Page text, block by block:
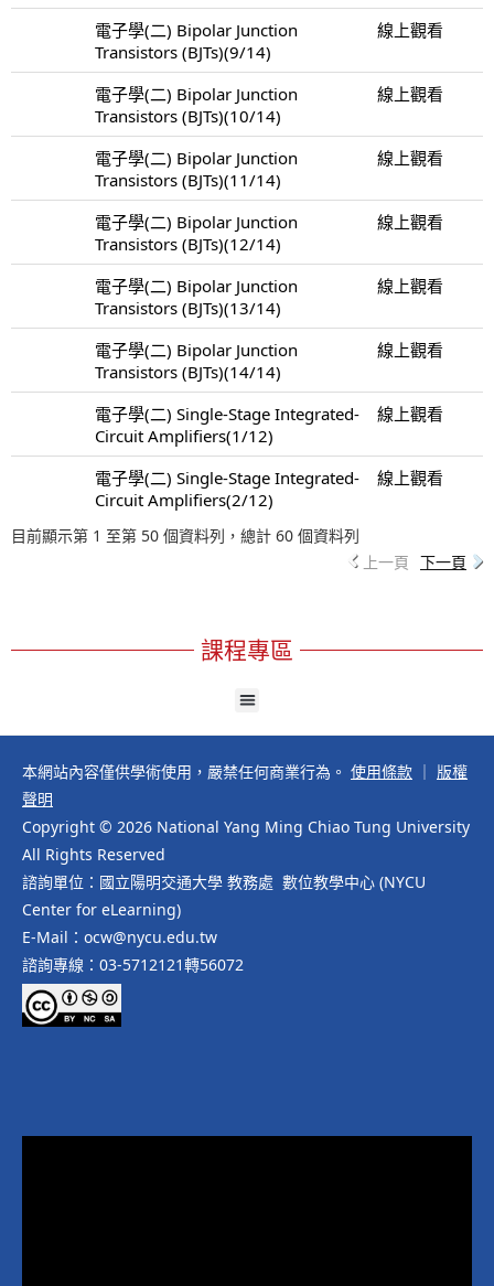
電子學(二) Bipolar Junction
Transistors (BJTs)(9/14)
線上觀看
電子學(二) Bipolar Junction
Transistors (BJTs)(10/14)
線上觀看
電子學(二) Bipolar Junction
Transistors (BJTs)(11/14)
線上觀看
電子學(二) Bipolar Junction
Transistors (BJTs)(12/14)
線上觀看
電子學(二) Bipolar Junction
Transistors (BJTs)(13/14)
線上觀看
電子學(二) Bipolar Junction
Transistors (BJTs)(14/14)
線上觀看
電子學(二) Single-Stage Integrated-
Circuit Amplifiers(1/12)
線上觀看
電子學(二) Single-Stage Integrated-
Circuit Amplifiers(2/12)
線上觀看
目前顯示第 1 至第 50 個資料列，總計 60 個資料列
上一頁 下一頁
課程專區
本網站內容僅供學術使用，嚴禁任何商業行為。 使用條款
版權
聲明
Copyright © 2026 National Yang Ming Chiao Tung University
All Rights Reserved
諮詢單位：國立陽明交通大學 教務處 數位教學中心 (NYCU
Center for eLearning)
E-Mail：ocw@nycu.edu.tw
諮詢專線：03-5712121轉56072